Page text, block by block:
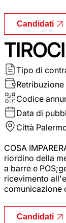
Candidati
Tipo di
Codice
Data di
Città
COSA
riordino della
a barre e
ricevimento
comunicazione
Candidati